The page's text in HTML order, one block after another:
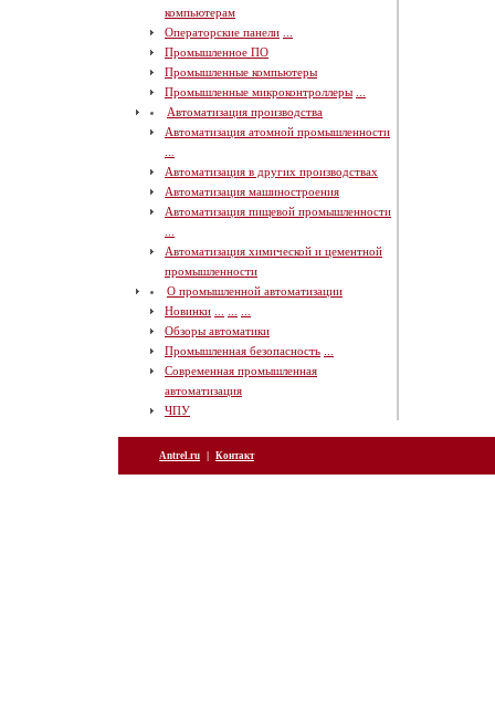
компьютерам
Операторские панели
Промышленное ПО
Промышленные компьютеры
Промышленные микроконтроллеры
Автоматизация производства
Автоматизация атомной промышленности
Автоматизация в других производствах
Автоматизация машиностроения
Автоматизация пищевой промышленности
Автоматизация химической и цементной
промышленности
О промышленной автоматизации
Новинки
Обзоры автоматики
Промышленная безопасность
Современная промышленная
автоматизация
ЧПУ
Antrel.ru | Контакт